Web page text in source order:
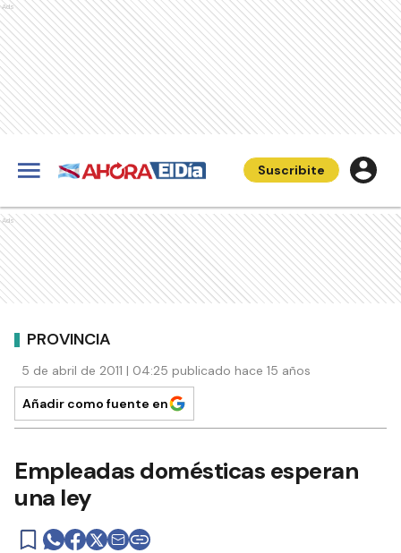
Ads
Suscribite
Ads
PROVINCIA
5 de abril de 2011 | 04:25 publicado hace 15 años
Añadir como fuente en
Empleadas domésticas esperan
una ley